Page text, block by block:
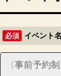
必須 イベント名